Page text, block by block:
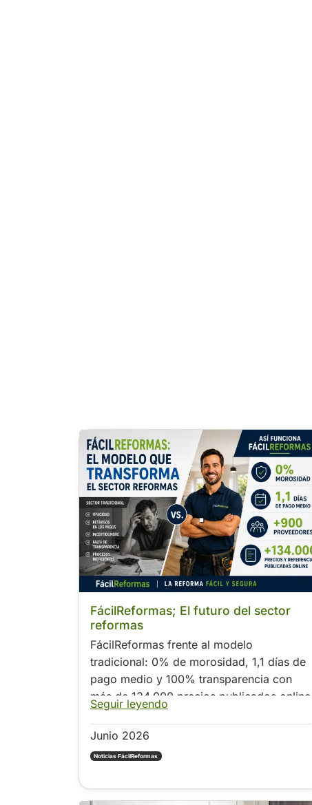
.
FácilReformas; El futuro del sector
reformas
FácilReformas frente al modelo
tradicional: 0% de morosidad, 1,1 días de
pago medio y 100% transparencia con
más de 134.000 precios publicados online
Seguir leyendo
Junio 2026
Noticias FácilReformas